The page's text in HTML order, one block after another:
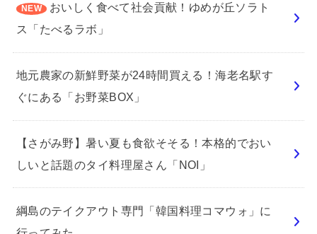
おいしく食べて社会貢献！ゆめが丘ソラト
ス「たべるラボ」
地元農家の新鮮野菜が24時間買える！海老名駅す
ぐにある「お野菜BOX」
【さがみ野】暑い夏も食欲そそる！本格的でおい
しいと話題のタイ料理屋さん「NOI」
綱島のテイクアウト専門「韓国料理コマウォ」に